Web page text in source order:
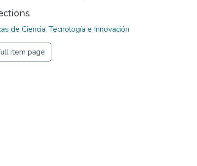
de Ciencia, Tecnología e Innovación
item page